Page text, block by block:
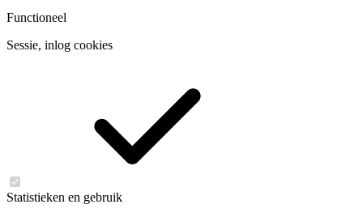
Functioneel
Sessie, inlog cookies
Statistieken en gebruik